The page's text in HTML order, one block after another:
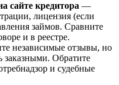
сайте кредитора —
лицензия (если
займов. Сравните
и в реестре.
независимые отзывы, но
заказными. Обратите
и судебные